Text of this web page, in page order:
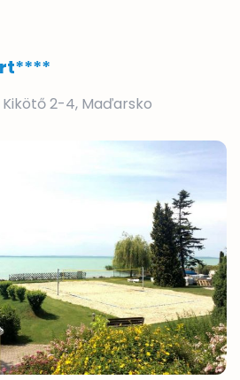
****
2-4, Maďarsko